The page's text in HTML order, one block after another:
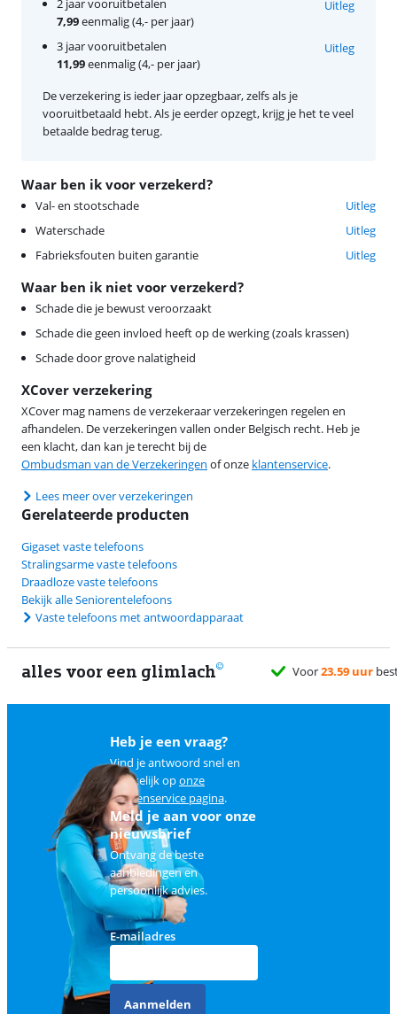
Waar ben ik voor verzekerd?
Val- en stootschade
Uitleg
Waterschade
Uitleg
Fabrieksfouten buiten garantie
Uitleg
Waar ben ik niet voor verzekerd?
Schade die je bewust veroorzaakt
Schade die geen invloed heeft op de werking (zoals krassen)
Schade door grove nalatigheid
XCover verzekering
XCover mag namens de verzekeraar verzekeringen regelen en
afhandelen. De verzekeringen vallen onder Belgisch recht. Heb je
een klacht, dan kan je terecht bij de
Ombudsman van de Verzekeringen of onze klantenservice.
Lees meer over verzekeringen
2 jaar vooruitbetalen
7,99eenmalig (4,- per jaar)
Uitleg
3 jaar vooruitbetalen
11,99eenmalig (4,- per jaar)
Uitleg
De verzekering is ieder jaar opzegbaar, zelfs als je
vooruitbetaald hebt. Als je eerder opzegt, krijg je het te veel
betaalde bedrag terug.
Gerelateerde producten
Gigaset vaste telefoons
Stralingsarme vaste telefoons
Draadloze vaste telefoons
Bekijk alle Seniorentelefoons
Vaste telefoons met antwoordapparaat
alles voor een glimlach
Heb je een vraag?
Vind je antwoord snel en
makkelijk oponze
klantenservice pagina.
Meld je aan voor onze
nieuwsbrief
Ontvang de beste
aanbiedingen en
persoonlijk advies.
E-mailadres
Aanmelden